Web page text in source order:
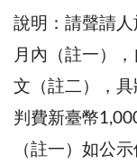
說明：請聲請
月內（註一）
文（註二），
判費新臺幣
（註一）如公